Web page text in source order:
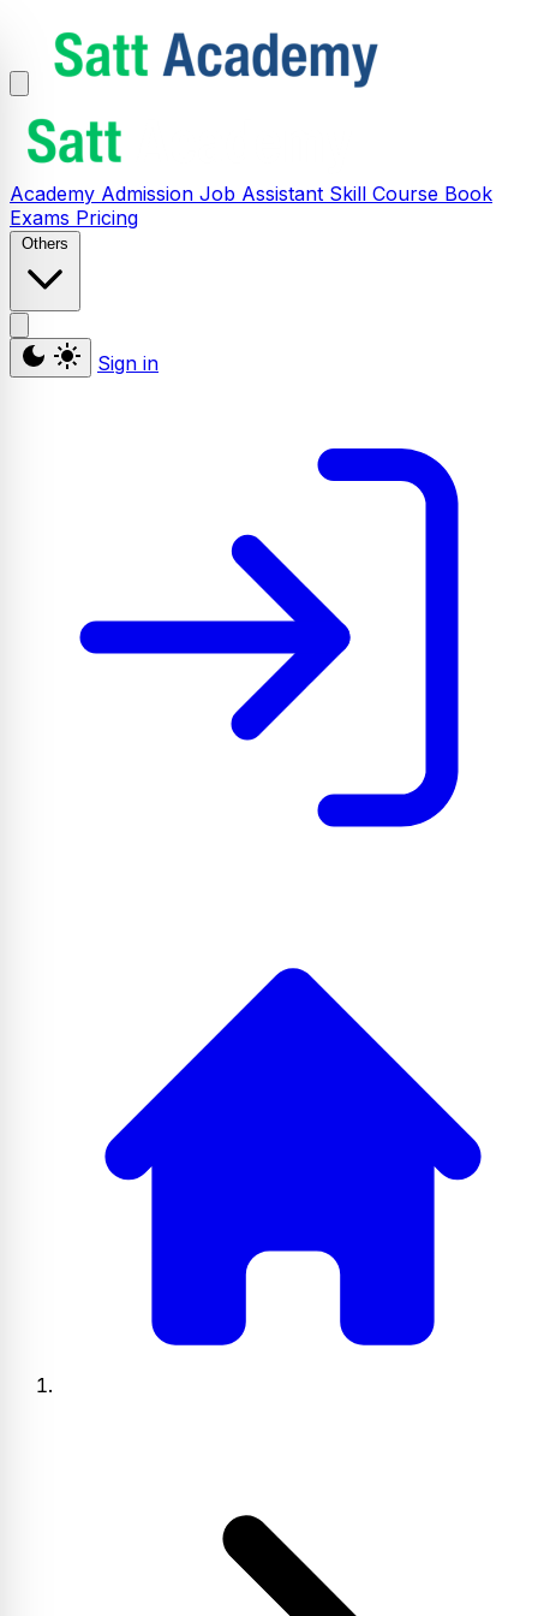
Academy Admission Job Assistant Skill Course Book
Exams Pricing
Others
Sign in